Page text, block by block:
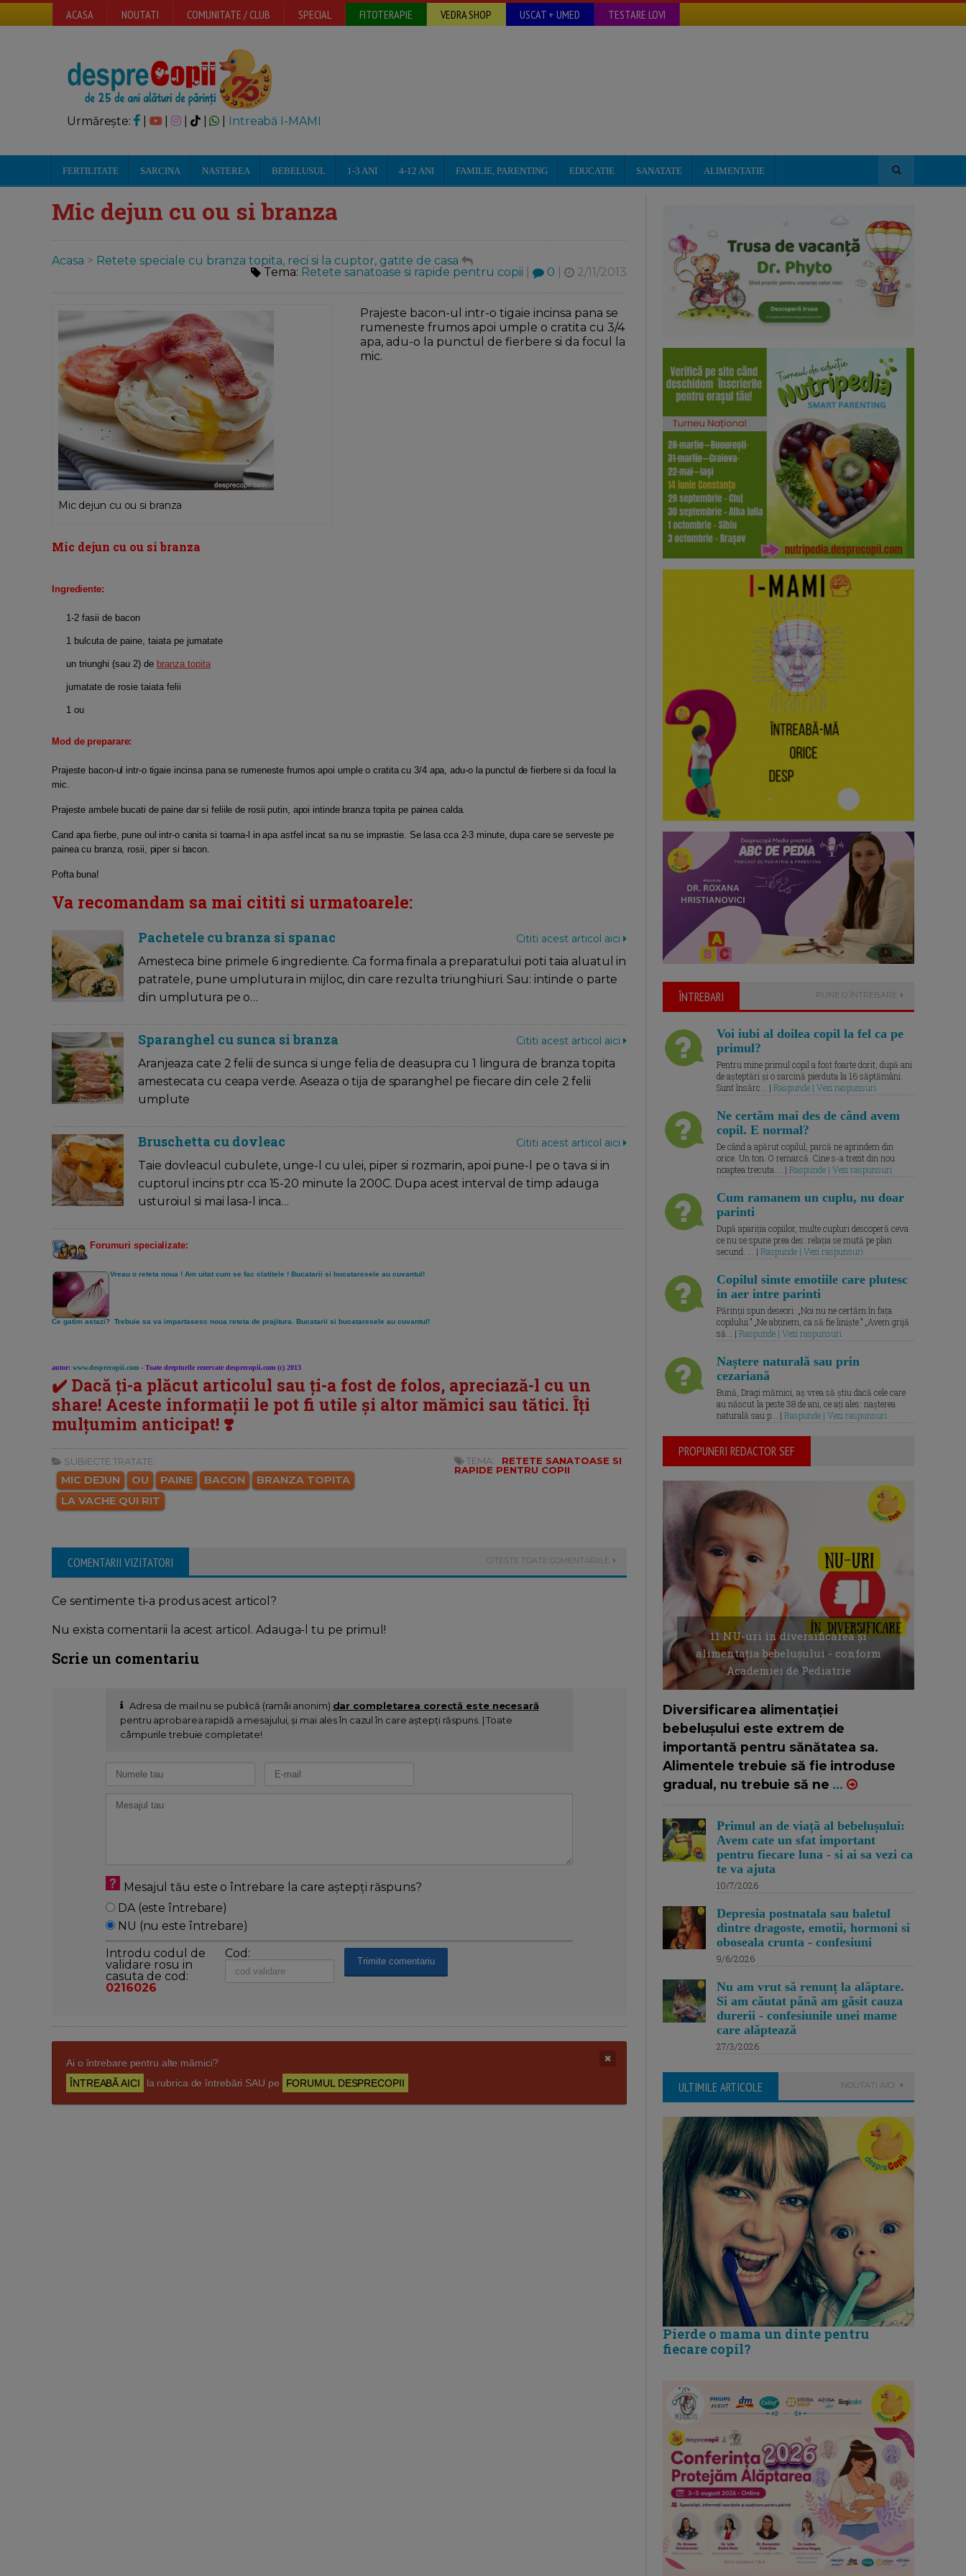
ACASA NOUTATI COMUNITATE / CLUB SPECIAL FITOTERAPIE VEDRA SHOP USCAT + UMED TESTARE LOVI
Urmărește: | | Intreabă I-MAMI
FERTILITATE SARCINA NASTEREA BEBELUSUL 1-3 ANI 4-12 ANI FAMILIE, PARENTING EDUCATIE SANATATE ALIMENTATIE
Mic dejun cu ou si branza
Acasa > Retete speciale cu branza topita, reci si la cuptor, gatite de casa
Tema: Retete sanatoase si rapide pentru copii 0 2/11/2013
Mic dejun cu ou si branza
Prajeste bacon-ul intr-o tigaie incinsa pana se
rumeneste frumos apoi umple o cratita cu 3/4
apa, adu-o la punctul de fierbere si da focul la
mic.
Mic dejun cu ou si branza
Ingrediente:
1-2 fasii de bacon
1 bulcuta de paine, taiata pe jumatate
un triunghi (sau 2) de branza topita
jumatate de rosie taiata felii
1 ou
Mod de preparare:
Prajeste bacon-ul intr-o tigaie incinsa pana se rumeneste frumos apoi umple o cratita cu 3/4 apa, adu-o la punctul de fierbere si da focul la
mic.
Prajeste ambele bucati de paine dar si feliile de rosii putin, apoi intinde branza topita pe painea calda.
Cand apa fierbe, pune oul intr-o canita si toarna-l in apa astfel incat sa nu se imprastie. Se lasa cca 2-3 minute, dupa care se serveste pe
painea cu branza, rosii, piper si bacon.
Pofta buna!
Va recomandam sa mai cititi si urmatoarele:
Cititi acest articol aici
Pachetele cu branza si spanac
Amesteca bine primele 6 ingrediente. Ca forma finala a preparatului poti taia aluatul in
patratele, pune umplutura in mijloc, din care rezulta triunghiuri. Sau: intinde o parte
din umplutura pe o…
Cititi acest articol aici
Sparanghel cu sunca si branza
Aranjeaza cate 2 felii de sunca si unge felia de deasupra cu 1 lingura de branza topita
amestecata cu ceapa verde. Aseaza o tija de sparanghel pe fiecare din cele 2 felii
umplute
Cititi acest articol aici
Bruschetta cu dovleac
Taie dovleacul cubulete, unge-l cu ulei, piper si rozmarin, apoi pune-l pe o tava si in
cuptorul incins ptr cca 15-20 minute la 200C. Dupa acest interval de timp adauga
usturoiul si mai lasa-l inca…
Forumuri specializate:
Vreau o reteta noua ! Am uitat cum se fac clatitele ! Bucatarii si bucataresele au cuvantul!
Ce gatim astazi? Trebuie sa va impartasesc noua reteta de prajitura. Bucatarii si bucataresele au cuvantul!
autor: www.desprecopii.com - Toate drepturile rezervate desprecopii.com (c) 2013
✔️ Dacă ți-a plăcut articolul sau ți-a fost de folos, apreciază-l cu un
share! Aceste informații le pot fi utile și altor mămici sau tătici. Îți
mulțumim anticipat! ❣️
SUBIECTE TRATATE:
MIC DEJUN OU PAINE BACON
BRANZA TOPITA
LA VACHE QUI RIT
TEMA:
RETETE SANATOASE SI
RAPIDE PENTRU COPII
COMENTARII VIZITATORI CITESTE TOATE COMENTARIILE
Ce sentimente ti-a produs acest articol?
Nu exista comentarii la acest articol. Adauga-l tu pe primul!
Scrie un comentariu
Adresa de mail nu se publică (ramâi anonim) dar completarea corectă este necesară
pentru aprobarea rapidă a mesajului, și mai ales în cazul în care aștepți răspuns. | Toate
câmpurile trebuie completate!
Mesajul tău este o întrebare la care aștepți răspuns?
DA (este întrebare)
NU (nu este întrebare)
Introdu codul de
validare rosu in
casuta de cod:
0216026
Cod:
Ai o întrebare pentru alte mămici?
ÎNTREABĂ AICI
la rubrica de întrebări SAU pe FORUMUL DESPRECOPII
ÎNTREBARI PUNE O ÎNTREBARE
Voi iubi al doilea copil la fel ca pe
primul?
Pentru mine primul copil a fost foarte dorit, după ani
de așteptări și o sarcină pierduta la 16 săptămâni.
Sunt însărc... | Raspunde | Vezi raspunsuri
Ne certăm mai des de când avem
copil. E normal?
De când a apărut copilul, parcă ne aprindem din
orice. Un ton. O remarcă. Cine s-a trezit din nou
noaptea trecuta.... | Raspunde | Vezi raspunsuri
Cum ramanem un cuplu, nu doar
parinti
După apariția copiilor, multe cupluri descoperă ceva
ce nu se spune prea des: relația se mută pe plan
secund. ... | Raspunde | Vezi raspunsuri
Copilul simte emotiile care plutesc
in aer intre parinti
Părinții spun deseori: „Noi nu ne certăm în fața
copilului.” „Ne abținem, ca să fie liniște.” „Avem grijă
să... | Raspunde | Vezi raspunsuri
Naștere naturală sau prin
cezariană
Bună, Dragi mămici, aș vrea să știu dacă cele care
au născut la peste 38 de ani, ce ați ales: nașterea
naturală sau p... | Raspunde | Vezi raspunsuri
PROPUNERI REDACTOR SEF
11 NU-uri in diversificarea și
alimentația bebelușului - conform
Academiei de Pediatrie
Diversificarea alimentației
bebelușului este extrem de
importantă pentru sănătatea sa.
Alimentele trebuie să fie introduse
gradual, nu trebuie să ne ...
Primul an de viață al bebelușului:
Avem cate un sfat important
pentru fiecare luna - si ai sa vezi ca
te va ajuta
10/7/2026
Depresia postnatala sau baletul
dintre dragoste, emotii, hormoni si
oboseala crunta - confesiuni
9/6/2026
Nu am vrut să renunț la alăptare.
Si am căutat până am găsit cauza
durerii - confesiunile unei mame
care alăptează
27/3/2026
ULTIMILE ARTICOLE NOUTATI AICI
Pierde o mama un dinte pentru
fiecare copil?